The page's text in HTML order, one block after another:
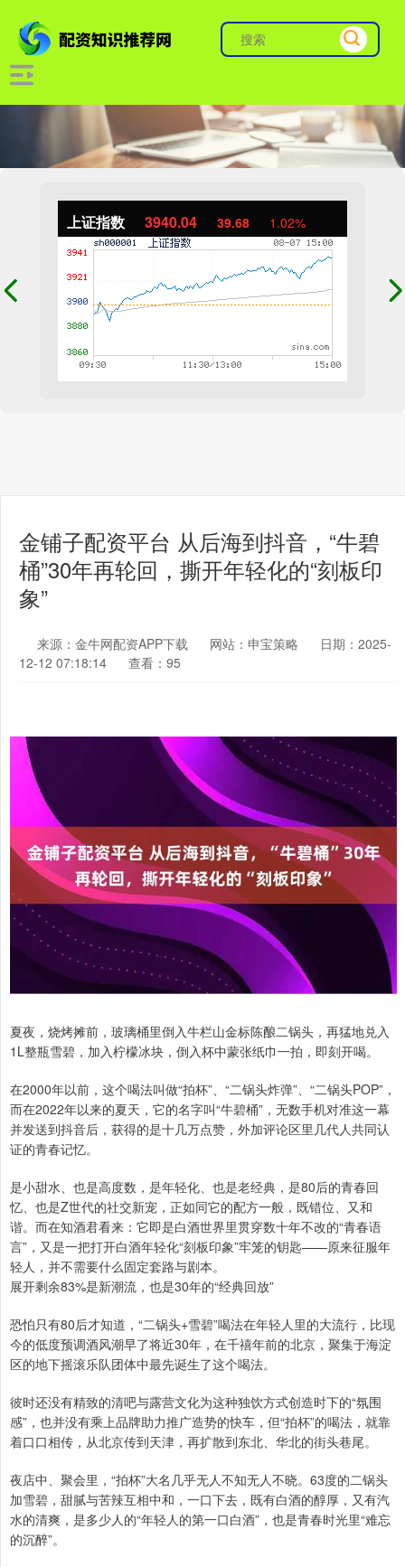
上证指数 3940.04 39.68 1.02%
金铺子配资平台 从后海到抖音，“牛碧
桶”30年再轮回，撕开年轻化的“刻板印
象”
来源：金牛网配资APP下载 网站：申宝策略
日期：2025-
12-12 07:18:14
查看：95
夏夜，烧烤摊前，玻璃桶里倒入牛栏山金标陈酿二锅头，再猛地兑入
1L整瓶雪碧，加入柠檬冰块，倒入杯中蒙张纸巾一拍，即刻开喝。
在2000年以前，这个喝法叫做“拍杯”、“二锅头炸弹”、“二锅头POP”，
而在2022年以来的夏天，它的名字叫“牛碧桶”，无数手机对准这一幕
并发送到抖音后，获得的是十几万点赞，外加评论区里几代人共同认
证的青春记忆。
是小甜水、也是高度数，是年轻化、也是老经典，是80后的青春回
忆、也是Z世代的社交新宠，正如同它的配方一般，既错位、又和
谐。而在知酒君看来：它即是白酒世界里贯穿数十年不改的“青春语
言”，又是一把打开白酒年轻化“刻板印象”牢笼的钥匙——原来征服年
轻人，并不需要什么固定套路与剧本。
展开剩余83%是新潮流，也是30年的“经典回放”
恐怕只有80后才知道，“二锅头+雪碧”喝法在年轻人里的大流行，比现
今的低度预调酒风潮早了将近30年，在千禧年前的北京，聚集于海淀
区的地下摇滚乐队团体中最先诞生了这个喝法。
彼时还没有精致的清吧与露营文化为这种独饮方式创造时下的“氛围
感”，也并没有乘上品牌助力推广造势的快车，但“拍杯”的喝法，就靠
着口口相传，从北京传到天津，再扩散到东北、华北的街头巷尾。
夜店中、聚会里，“拍杯”大名几乎无人不知无人不晓。63度的二锅头
加雪碧，甜腻与苦辣互相中和，一口下去，既有白酒的醇厚，又有汽
水的清爽，是多少人的“年轻人的第一口白酒”，也是青春时光里“难忘
的沉醉”。